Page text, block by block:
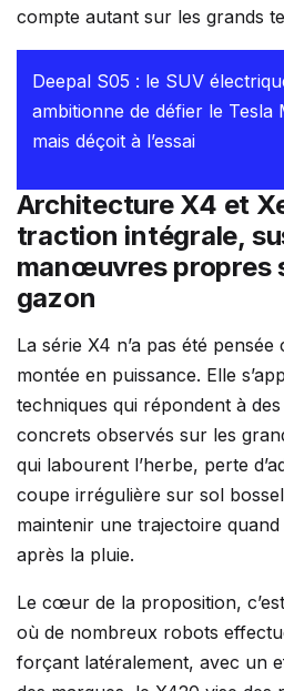
compte autant sur les grands
Deepal S05 : le SUV
ambitionne de défier le Tesla
mais déçoit à l’essai
Architecture X4 et
traction intégrale,
manœuvres propres
gazon
La série X4 n’a pas été
montée en puissance. Elle
techniques qui répondent à
concrets observés sur les
qui labourent l’herbe, perte
coupe irrégulière sur sol
maintenir une trajectoire
après la pluie.
Le cœur de la proposition,
où de nombreux robots
forçant latéralement, avec un